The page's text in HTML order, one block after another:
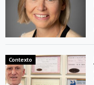
Contexto